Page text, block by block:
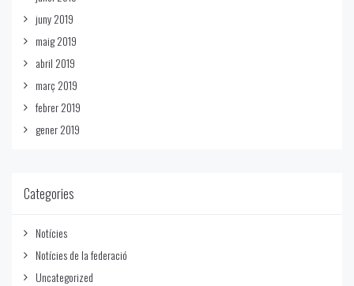
juny 2019
maig 2019
abril 2019
març 2019
febrer 2019
gener 2019
Categories
Notícies
Notícies de la federació
Uncategorized